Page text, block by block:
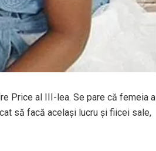
Price al III-lea. Se pare că femeia a
să facă același lucru și fiicei sale,